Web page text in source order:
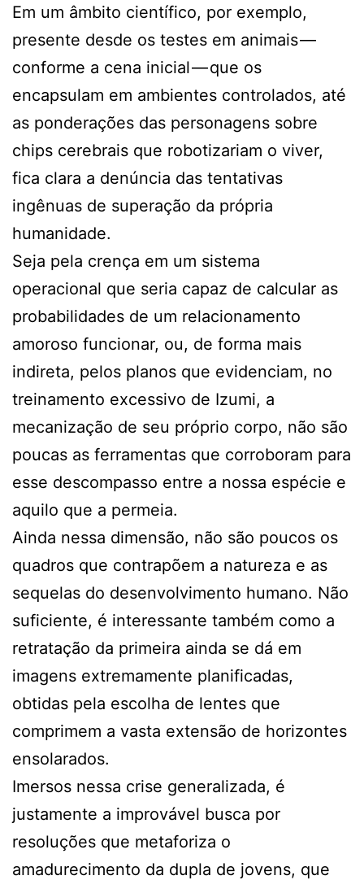
Em um âmbito científico, por exemplo,
presente desde os testes em animais —
conforme a cena inicial — que os
encapsulam em ambientes controlados, até
as ponderações das personagens sobre
chips cerebrais que robotizariam o viver,
fica clara a denúncia das tentativas
ingênuas de superação da própria
humanidade.
Seja pela crença em um sistema
operacional que seria capaz de calcular as
probabilidades de um relacionamento
amoroso funcionar, ou, de forma mais
indireta, pelos planos que evidenciam, no
treinamento excessivo de Izumi, a
mecanização de seu próprio corpo, não são
poucas as ferramentas que corroboram para
esse descompasso entre a nossa espécie e
aquilo que a permeia.
Ainda nessa dimensão, não são poucos os
quadros que contrapõem a natureza e as
sequelas do desenvolvimento humano. Não
suficiente, é interessante também como a
retratação da primeira ainda se dá em
imagens extremamente planificadas,
obtidas pela escolha de lentes que
comprimem a vasta extensão de horizontes
ensolarados.
Imersos nessa crise generalizada, é
justamente a improvável busca por
resoluções que metaforiza o
amadurecimento da dupla de jovens, que